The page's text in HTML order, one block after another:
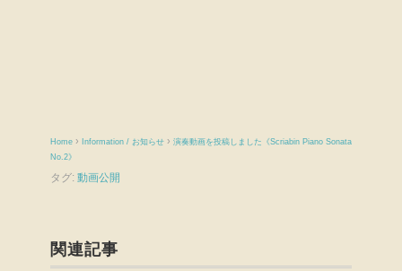
Home › Information / お知らせ › 演奏動画を投稿しました《Scriabin Piano Sonata
No.2》
タグ: 動画公開
関連記事